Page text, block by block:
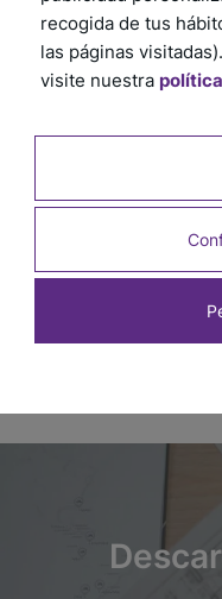
Clip
recogida de tus
las páginas
visite nuestra